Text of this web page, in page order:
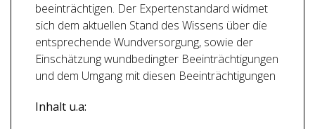
beeinträchtigen. Der Expertenstandard widmet
sich dem aktuellen Stand des Wissens über die
entsprechende Wundversorgung, sowie der
Einschätzung wundbedingter Beeinträchtigungen
und dem Umgang mit diesen Beeinträchtigungen
Inhalt u.a: